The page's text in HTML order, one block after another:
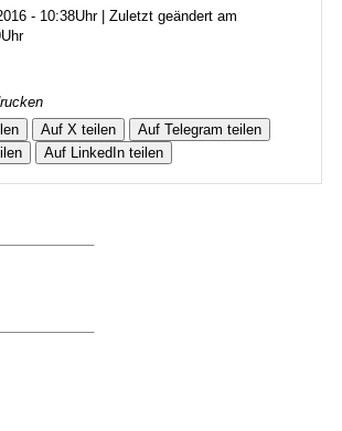
- 10:38Uhr | Zuletzt geändert am
Auf X teilen
Auf Telegram teilen
Auf LinkedIn teilen